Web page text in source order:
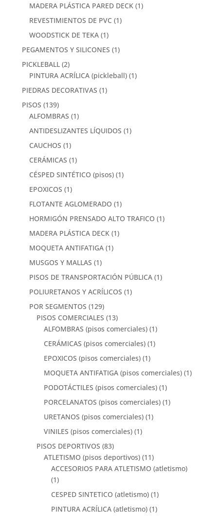
MADERA PLÁSTICA PARED DECK (1)
REVESTIMIENTOS DE PVC (1)
WOODSTICK DE TEKA (1)
PEGAMENTOS Y SILICONES (1)
PICKLEBALL (2)
PINTURA ACRÍLICA (pickleball) (1)
PIEDRAS DECORATIVAS (1)
PISOS (139)
ALFOMBRAS (1)
ANTIDESLIZANTES LÍQUIDOS (1)
CAUCHOS (1)
CERÁMICAS (1)
CÉSPED SINTÉTICO (pisos) (1)
EPOXICOS (1)
FLOTANTE AGLOMERADO (1)
HORMIGÓN PRENSADO ALTO TRAFICO (1)
MADERA PLÁSTICA DECK (1)
MOQUETA ANTIFATIGA (1)
MUSGOS Y MALLAS (1)
PISOS DE TRANSPORTACIÓN PÚBLICA (1)
POLIURETANOS Y ACRÍLICOS (1)
POR SEGMENTOS (129)
PISOS COMERCIALES (13)
ALFOMBRAS (pisos comerciales) (1)
CERÁMICAS (pisos comerciales) (1)
EPOXICOS (pisos comerciales) (1)
MOQUETA ANTIFATIGA (pisos comerciales) (1)
PODOTÁCTILES (pisos comerciales) (1)
PORCELANATOS (pisos comerciales) (1)
URETANOS (pisos comerciales) (1)
VINILES (pisos comerciales) (1)
PISOS DEPORTIVOS (83)
ATLETISMO (pisos deportivos) (11)
ACCESORIOS PARA ATLETISMO (atletismo)
(1)
CESPED SINTETICO (atletismo) (1)
PINTURA ACRÍLICA (atletismo) (1)